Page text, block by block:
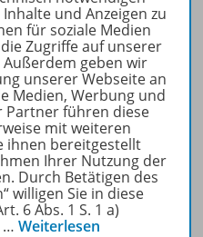
und Anzeigen zu
für soziale Medien
Zugriffe auf unserer
geben wir
unserer Webseite an
Medien, Werbung und
Partner führen diese
mit weiteren
ihnen bereitgestellt
Ihrer Nutzung der
Durch Betätigen des
willigen Sie in diese
6 Abs. 1 S. 1 a)
… Weiterlesen